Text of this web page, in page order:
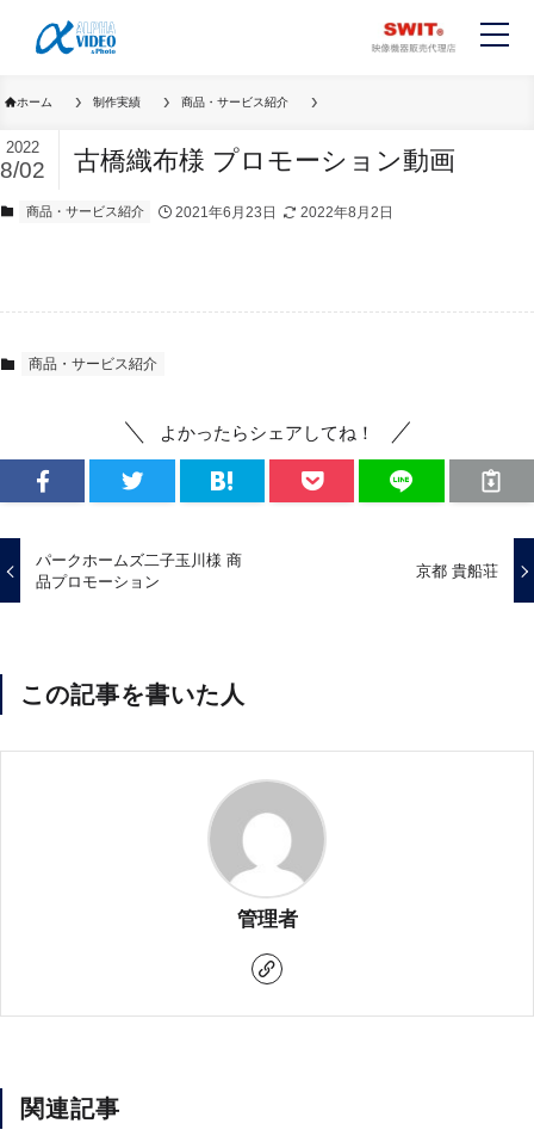
ホーム 制作実績 商品・サービス紹介
古橋織布様 プロモーション動画
2022
8/02
商品・サービス紹介 2021年6月23日 2022年8月2日
商品・サービス紹介
よかったらシェアしてね！
パークホームズ二子玉川様 商
品プロモーション
京都 貴船荘
この記事を書いた人
管理者
関連記事